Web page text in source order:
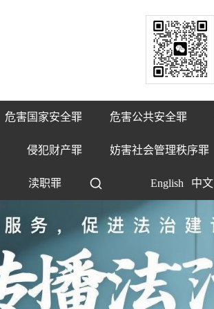
危害国家安全罪 危害公共安全罪
侵犯财产罪 妨害社会管理秩序罪
渎职罪 English 中文